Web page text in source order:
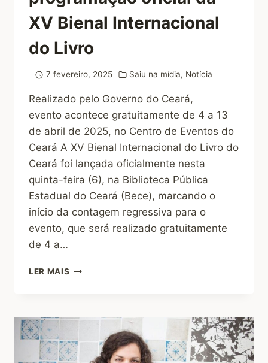
XV Bienal Internacional
do Livro
7 fevereiro, 2025 Saiu na mídia, Notícia
Realizado pelo Governo do Ceará,
evento acontece gratuitamente de 4 a 13
de abril de 2025, no Centro de Eventos do
Ceará A XV Bienal Internacional do Livro do
Ceará foi lançada oficialmente nesta
quinta-feira (6), na Biblioteca Pública
Estadual do Ceará (Bece), marcando o
início da contagem regressiva para o
evento, que será realizado gratuitamente
de 4 a…
LER MAIS